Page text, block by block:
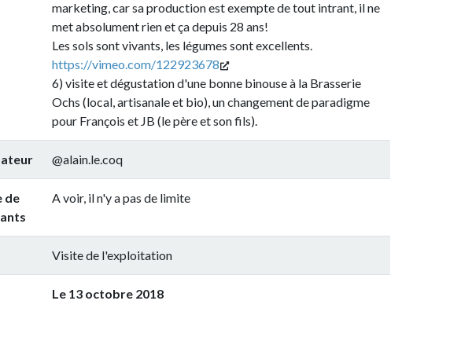
marketing, car sa production est exempte de tout intrant, il ne
met absolument rien et ça depuis 28 ans!
Les sols sont vivants, les légumes sont excellents.
https://vimeo.com/122923678
6) visite et dégustation d'une bonne binouse à la Brasserie
Ochs (local, artisanale et bio), un changement de paradigme
pour François et JB (le père et son fils).
@alain.le.coq
A voir, il n'y a pas de limite
Visite de l'exploitation
Le 13 octobre 2018